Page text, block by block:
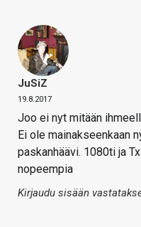
JuSiZ
19.8.2017
Joo ei nyt mitään
Ei ole mainakseenkaan
paskanhäävi. 1080ti ja
nopeempia
Kirjaudu sisään